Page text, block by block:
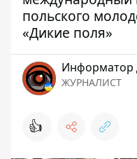
польского
«Дикие поля»
Информатор
ЖУРНАЛИСТ
👍